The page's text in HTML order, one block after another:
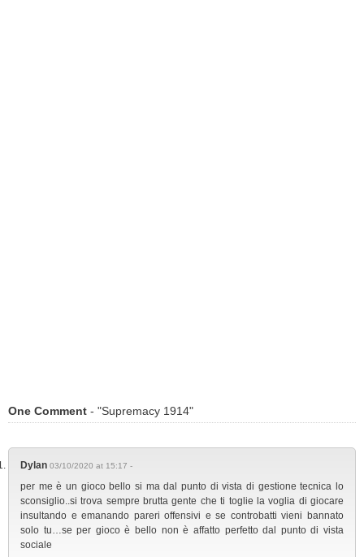
One Comment - "Supremacy 1914"
Dylan 03/10/2020 at 15:17 -
per me è un gioco bello si ma dal punto di vista di gestione tecnica lo
sconsiglio..si trova sempre brutta gente che ti toglie la voglia di giocare
insultando e emanando pareri offensivi e se controbatti vieni bannato
solo tu…se per gioco è bello non è affatto perfetto dal punto di vista
sociale